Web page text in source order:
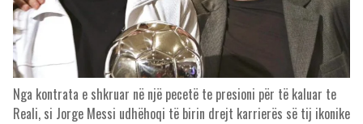
Nga kontrata e shkruar në një pecetë te presioni për të kaluar te
Reali, si Jorge Messi udhëhoqi të birin drejt karrierës së tij ikonike